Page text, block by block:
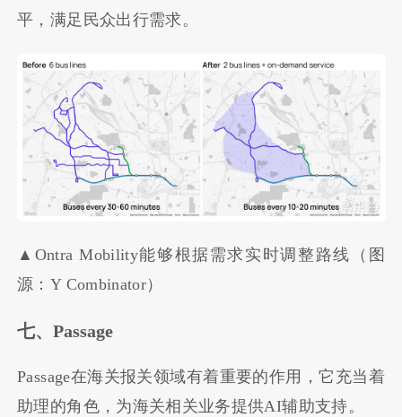
平，满足民众出行需求。
▲Ontra Mobility能够根据需求实时调整路线（图
源：Y Combinator）
七、Passage
Passage在海关报关领域有着重要的作用，它充当着
助理的角色，为海关相关业务提供AI辅助支持。